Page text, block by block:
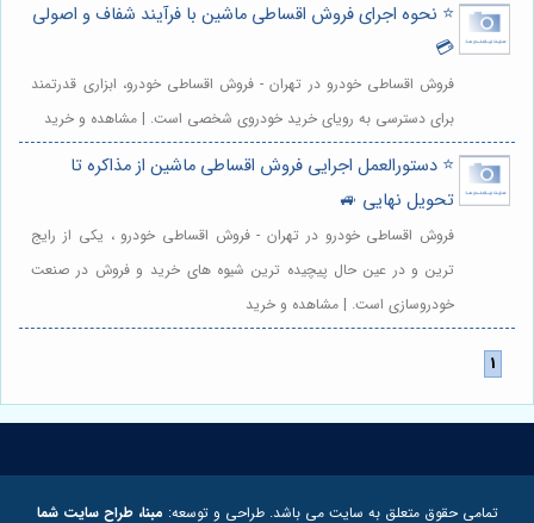
⭐️ نحوه اجرای فروش اقساطی ماشین با فرآیند شفاف و اصولی
💳
فروش اقساطی خودرو در تهران - فروش اقساطی خودرو، ابزاری قدرتمند
برای دسترسی به رویای خرید خودروی شخصی است. | مشاهده و خرید
⭐️ دستورالعمل اجرایی فروش اقساطی ماشین از مذاکره تا
تحویل نهایی 🚙
فروش اقساطی خودرو در تهران - فروش اقساطی خودرو ، یکی از رایج
ترین و در عین حال پیچیده ترین شیوه های خرید و فروش در صنعت
خودروسازی است. | مشاهده و خرید
تمامی حقوق متعلق به سایت می باشد. طراحی و توسعه: مبنا، طراح سایت شما